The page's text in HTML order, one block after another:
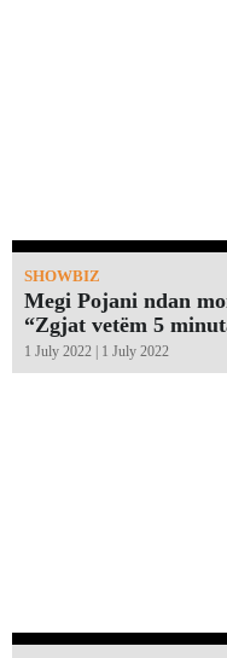
SHOWBIZ
Megi Pojani ndan
“Zgjat vetëm 5
1 July 2022 | 1 July 2022